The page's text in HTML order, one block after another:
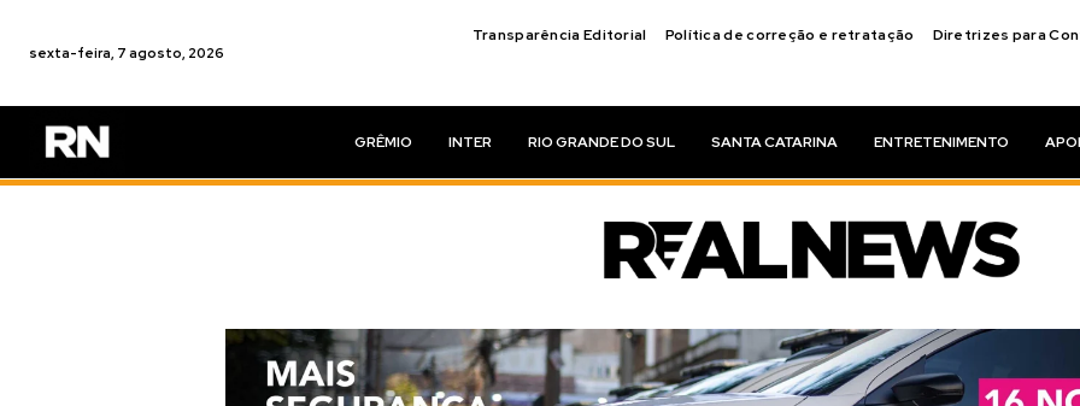
sexta-feira, 7 agosto, 2026
Transparência Editorial Política de correção e retratação Diretrizes para
GRÊMIO INTER RIO GRANDE DO SUL SANTA CATARINA ENTRETENIMENTO